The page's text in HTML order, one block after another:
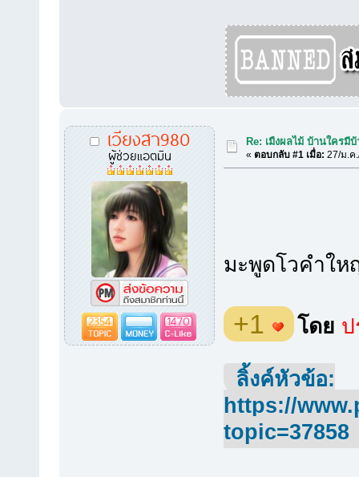
เวียงสา980
ผู้ช่วยแอตมิน
2354 1470
Re: เมืงผลไม้ บ้านใครมีบ้
«ตอบกลับ #1 เมื่อ: 27/ม.ค
มะพูดโวคำใ
+1 โดย ป
ลิ้งค์หัวข้อ:
https://
topic=37858